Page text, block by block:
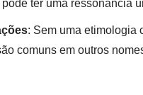
ter uma ressonância
: Sem uma etimologia
comuns em outros